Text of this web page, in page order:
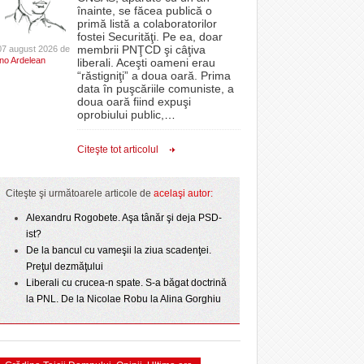
bate
o arată scorul
- 4
Superliga în
derby-urile
oră, a venit „ploaia”. Apa a fost asigurată de
pompierii voluntari- 6 August 2026
Filmul „Ultimul ingredient”, o poveste a
Banatului în competiția internațională Food Film
- 5 August 2026
View all
proiectelor derulate de instituție din fonduri
europene/FOTO
ANAF oferă persoanelor fizice posibilitatea să
beneficieze de Declarația Unică 212
precompletată- 25 November 2025
CLIPURI VIDEO
JOCURI ONLINE
DIVERSE
FARMACII DIN
TIMIŞOARA
HARTA TIMIŞOAREI
LICEE, ŞCOLI ŞI
SFATUL MEDICULUI
august 2026 de
Ardelean
înainte, se făcea publică o
primă listă a colaboratorilor
fostei Securităţi. Pe ea, doar
membrii PNŢCD şi câţiva
liberali. Aceşti oameni erau
“răstigniţi” a doua oară. Prima
data în puşcăriile comuniste, a
doua oară fiind expuşi
oprobiului public,
Citeşte tot articolul
Citeşte şi următoarele articole de acelaşi autor:
Alexandru Rogobete. Aşa tânăr şi deja PSD-
ist?
De la bancul cu vameşii la ziua scadenţei.
Preţul dezmăţului
Liberali cu crucea-n spate. S-a băgat doctrină
la PNL. De la Nicolae Robu la Alina Gorghiu